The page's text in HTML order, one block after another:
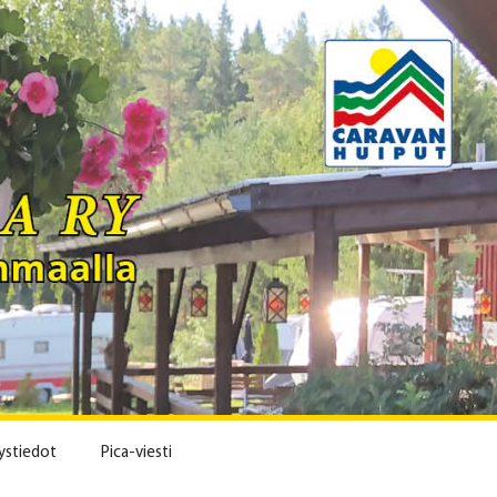
Pica-viesti